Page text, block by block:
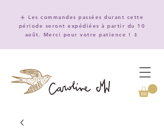
☀️ Les commandes passées durant cette
période seront expédiées à partir du 10
août. Merci pour votre patience ! 🌷